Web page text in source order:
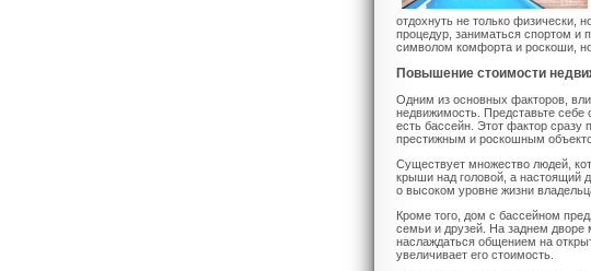
отдохнуть не только физически,
процедур, заниматься спортом и
символом комфорта и роскоши,
Повышение стоимости
Одним из основных факторов,
недвижимость. Представьте
есть бассейн. Этот фактор сразу
престижным и роскошным
Существует множество людей,
крыши над головой, а настоящий
о высоком уровне жизни
Кроме того, дом с бассейном
семьи и друзей. На заднем дворе
наслаждаться общением на
увеличивает его стоимость.